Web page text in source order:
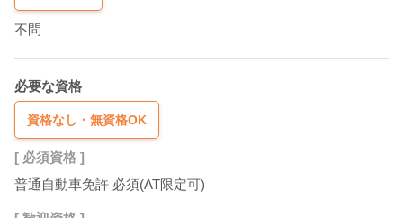
不問
必要な資格
資格なし・無資格OK
[ 必須資格 ]
普通自動車免許 必須(AT限定可)